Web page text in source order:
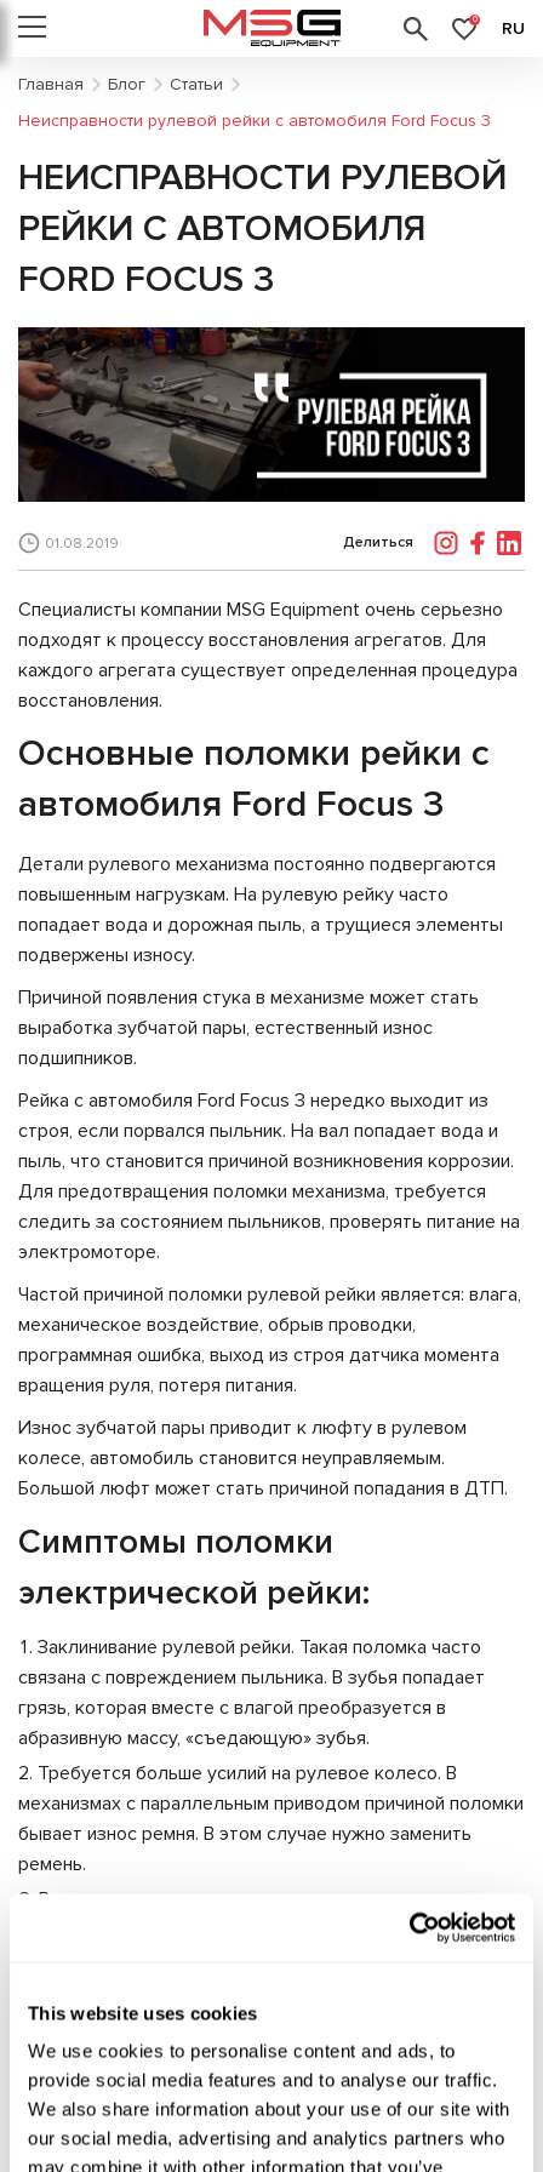
This website uses cookies
We use cookies to personalise content and ads, to
provide social media features and to analyse our traffic.
We also share information about your use of our site with
our social media, advertising and analytics partners who
may combine it with other information that you’ve
0 RU
Главная Блог
Статьи
Неисправности рулевой рейки с автомобиля Ford Focus 3
НЕИСПРАВНОСТИ РУЛЕВОЙ
РЕЙКИ С АВТОМОБИЛЯ
FORD FOCUS 3
01.08.2019 Делиться
Специалисты компании MSG Equipment очень серьезно
подходят к процессу восстановления агрегатов. Для
каждого агрегата существует определенная процедура
восстановления.
Основные поломки рейки с
автомобиля Ford Focus 3
Детали рулевого механизма постоянно подвергаются
повышенным нагрузкам. На рулевую рейку часто
попадает вода и дорожная пыль, а трущиеся элементы
подвержены износу.
Причиной появления стука в механизме может стать
выработка зубчатой пары, естественный износ
подшипников.
Рейка с автомобиля Ford Focus 3 нередко выходит из
строя, если порвался пыльник. На вал попадает вода и
пыль, что становится причиной возникновения коррозии.
Для предотвращения поломки механизма, требуется
следить за состоянием пыльников, проверять питание на
электромоторе.
Частой причиной поломки рулевой рейки является: влага,
механическое воздействие, обрыв проводки,
программная ошибка, выход из строя датчика момента
вращения руля, потеря питания.
Износ зубчатой пары приводит к люфту в рулевом
колесе, автомобиль становится неуправляемым.
Большой люфт может стать причиной попадания в ДТП.
Симптомы поломки
электрической рейки:
Заклинивание рулевой рейки. Такая поломка часто
связана с повреждением пыльника. В зубья попадает
грязь, которая вместе с влагой преобразуется в
абразивную массу, «съедающую» зубья.
Требуется больше усилий на рулевое колесо. В
механизмах с параллельным приводом причиной поломки
бывает износ ремня. В этом случае нужно заменить
ремень.
Возникновение механического шума во время
поворота рулевого колеса. Причиной шума в районе
электропривод демонтируют, то следует выполнить
полный комплекс регламентных мероприятий.
Запоздалый «отзыв» при повороте рулевого колеса.
Такая неисправность появляется из-за отказа датчиков
или поломки ЭБУ.